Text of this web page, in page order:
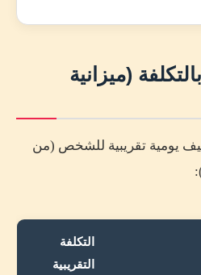
أيام بالتكلفة (ميزانية
بتكاليف يومية تقريبية للشخص (من
التكلفة
التقريبية